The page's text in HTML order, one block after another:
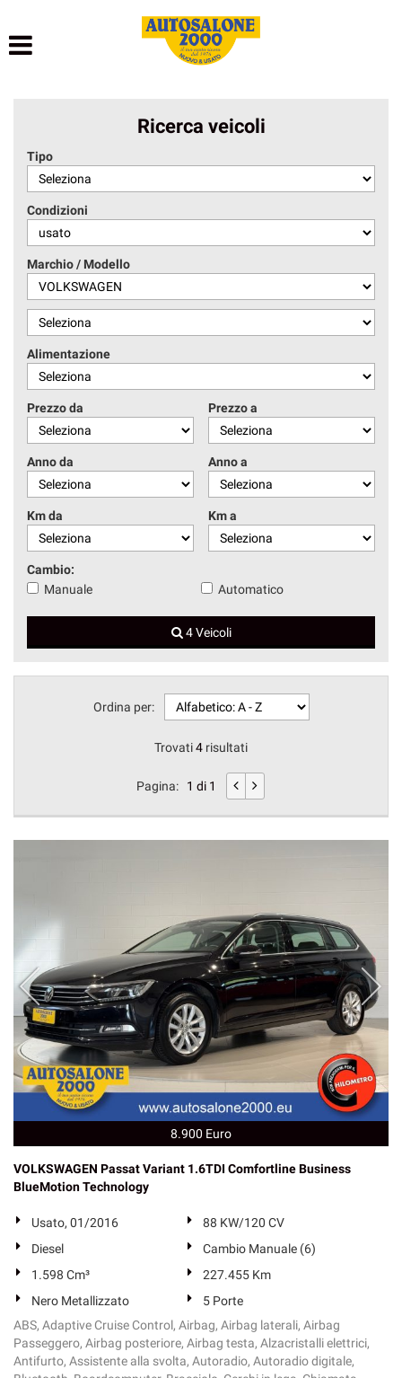
NOLEGGIO BREVE TERMINE
NOLEGGIO LUNGO TERMINE
ACQUISTIAMO USATO
ASSISTENZA
CONTATTI
Ricerca veicoli
Tipo
Condizioni
Marchio / Modello
Alimentazione
Prezzo da Prezzo a
Anno da Anno a
Km da Km a
Cambio:
Manuale
Automatico
4 Veicoli
Ordina per:
Trovati4 risultati
Pagina: 1 di 1
8.900 Euro
VOLKSWAGEN Passat Variant 1.6TDI Comfortline Business
BlueMotion Technology
Usato, 01/2016
88 KW/120 CV
Diesel
Cambio Manuale (6)
1.598 Cm³
227.455 Km
Nero Metallizzato
5 Porte
ABS, Adaptive Cruise Control, Airbag, Airbag laterali, Airbag
Passeggero, Airbag posteriore, Airbag testa, Alzacristalli elettrici,
Antifurto, Assistente alla svolta, Autoradio, Autoradio digitale,